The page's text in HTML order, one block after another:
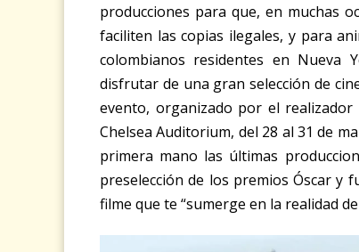
producciones para que, en muchas
faciliten las copias ilegales, y para
colombianos residentes en Nueva
disfrutar de una gran selección de
evento, organizado por el realizador
Chelsea Auditorium, del 28 al 31 de
primera mano las últimas
preselección de los premios Óscar y
filme que te “sumerge en la realidad